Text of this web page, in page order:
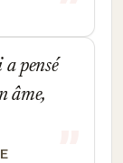
pensé
âme,